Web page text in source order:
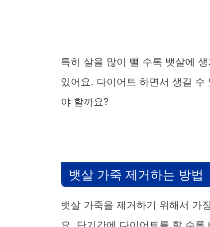
특히 살을 많이 뺄 수록 뱃살에
있어요. 다이어트 하면서 생길
야 할까요?
뱃살 가죽 제거하는 방법
뱃살 가죽을 제거하기 위해서 가